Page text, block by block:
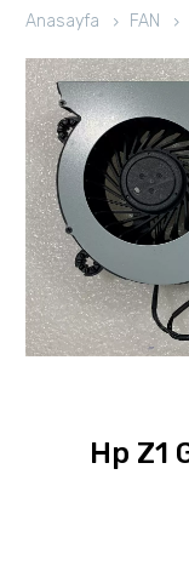
Anasayfa FAN
Hp Z1